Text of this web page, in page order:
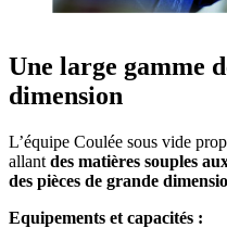
Une large gamme
dimension
L’équipe Coulée sous vide
allant des matières souples
des pièces de grande
Equipements et capacités :